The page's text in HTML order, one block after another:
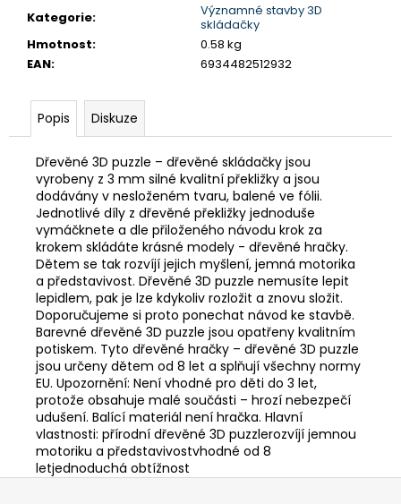
Kategorie:
Významné stavby 3D
skládačky
Hmotnost:
0.58 kg
EAN: 6934482512932
Popis Diskuze
Dřevěné 3D puzzle – dřevěné skládačky jsou
vyrobeny z 3 mm silné kvalitní překližky a jsou
dodávány v nesloženém tvaru, balené ve fólii.
Jednotlivé díly z dřevěné překližky jednoduše
vymáčknete a dle přiloženého návodu krok za
krokem skládáte krásné modely - dřevěné hračky.
Dětem se tak rozvíjí jejich myšlení, jemná motorika
a představivost. Dřevěné 3D puzzle nemusíte lepit
lepidlem, pak je lze kdykoliv rozložit a znovu složit.
Doporučujeme si proto ponechat návod ke stavbě.
Barevné dřevěné 3D puzzle jsou opatřeny kvalitním
potiskem. Tyto dřevěné hračky – dřevěné 3D puzzle
jsou určeny dětem od 8 let a splňují všechny normy
EU. Upozornění: Není vhodné pro děti do 3 let,
protože obsahuje malé součásti – hrozí nebezpečí
udušení. Balící materiál není hračka. Hlavní
vlastnosti: přírodní dřevěné 3D puzzlerozvíjí jemnou
motoriku a představivostvhodné od 8
letjednoduchá obtížnost
u
e
m
DRŽÁK
TŘI
TUŽKY
Kč
Z